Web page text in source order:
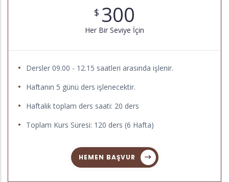
$ 300
Her Bir Seviye İçin
Dersler 09.00 - 12.15 saatleri arasında işlenir.
Haftanın 5 günü ders işlenecektir.
Haftalık toplam ders saati: 20 ders
Toplam Kurs Süresi: 120 ders (6 Hafta)
HEMEN BAŞVUR